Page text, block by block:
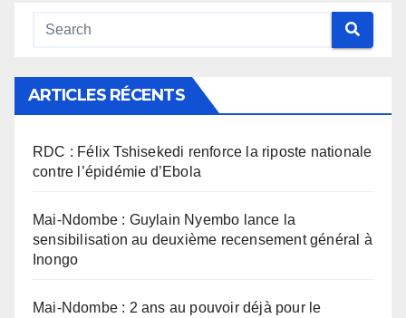
ARTICLES RÉCENTS
RDC : Félix Tshisekedi renforce la riposte nationale
contre l’épidémie d’Ebola
Mai-Ndombe : Guylain Nyembo lance la
sensibilisation au deuxième recensement général à
Inongo
Mai-Ndombe : 2 ans au pouvoir déjà pour le